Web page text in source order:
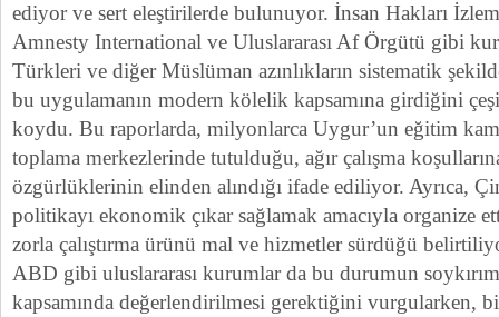
ediyor ve sert eleştirilerde bulunuyor. İnsan Hakları
Amnesty International ve Uluslararası Af Örgütü gibi
Türkleri ve diğer Müslüman azınlıkların sistematik şekilde
bu uygulamanın modern kölelik kapsamına girdiğini
koydu. Bu raporlarda, milyonlarca Uygur’un eğitim
toplama merkezlerinde tutulduğu, ağır çalışma
özgürlüklerinin elinden alındığı ifade ediliyor. Ayrıca,
politikayı ekonomik çıkar sağlamak amacıyla organize
zorla çalıştırma ürünü mal ve hizmetler sürdüğü
ABD gibi uluslararası kurumlar da bu durumun
kapsamında değerlendirilmesi gerektiğini vurgularken,